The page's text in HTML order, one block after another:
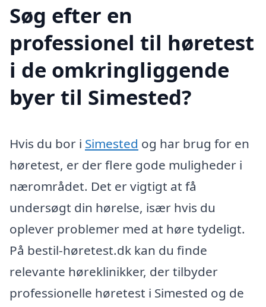
Søg efter en
professionel til høretest
i de omkringliggende
byer til Simested?
Hvis du bor i Simested og har brug for en
høretest, er der flere gode muligheder i
nærområdet. Det er vigtigt at få
undersøgt din hørelse, især hvis du
oplever problemer med at høre tydeligt.
På bestil-høretest.dk kan du finde
relevante høreklinikker, der tilbyder
professionelle høretest i Simested og de